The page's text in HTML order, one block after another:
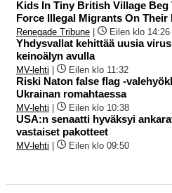
Kids In Tiny British Village Beg
Force Illegal Migrants On Their
Renegade Tribune | Eilen klo 14:26
Yhdysvallat kehittää uusia
keinoälyn avulla
MV-lehti | Eilen klo 11:32
Riski Naton false flag -
Ukrainan romahtaessa
MV-lehti | Eilen klo 10:38
USA:n senaatti hyväksyi
vastaiset pakotteet
MV-lehti | Eilen klo 09:50